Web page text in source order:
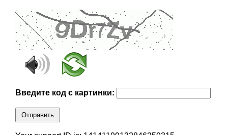
Введите код с картинки:
Отправить